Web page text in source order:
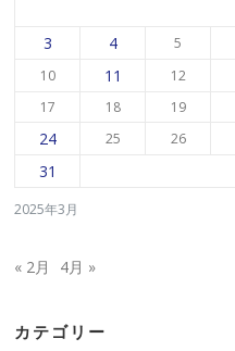
2025年3月
3 4 5
10
11 12
17
18 19
24 25 26
31
« 2月 4月 »
カテゴリー